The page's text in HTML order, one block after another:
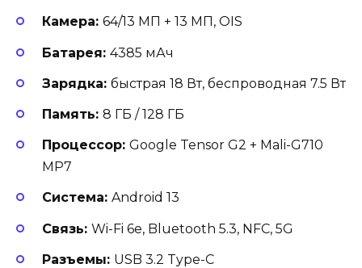
Камера: 64/13 МП + 13 МП, OIS
Батарея: 4385 мАч
Зарядка: быстрая 18 Вт, беспроводная 7.5 Вт
Память: 8 ГБ / 128 ГБ
Процессор: Google Tensor G2 + Mali-G710
MP7
Система: Android 13
Связь: Wi-Fi 6е, Bluetooth 5.3, NFC, 5G
Разъемы: USB 3.2 Type-C